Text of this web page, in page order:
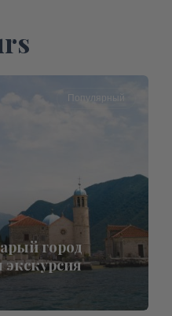
Популярный
город
экскурсия